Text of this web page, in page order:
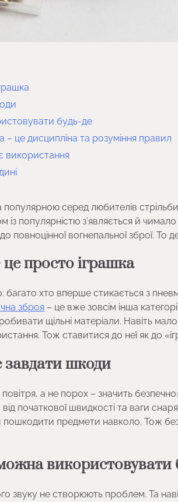
будь-де
– це дисципліна та розуміння правил
використання
серед любителів стрільби
популярністю з’являється й
повноцінної вогнепальної зброї.
просто іграшка
багато хто вперше стикається з
зброя – це вже зовсім інша
щільні матеріали. Навіть
Тож ставитися до неї як до
шкоди
а не порох – значить
початкової швидкості та ваги
предмети навколо. Тож
використовувати
звуку не створюють проблем. Та